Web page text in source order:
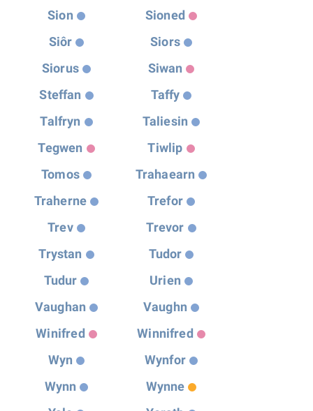
Sion
Sioned
Siôr
Siors
Siorus
Siwan
Steffan
Taffy
Talfryn
Taliesin
Tegwen
Tiwlip
Tomos
Trahaearn
Traherne
Trefor
Trev
Trevor
Trystan
Tudor
Tudur
Urien
Vaughan
Vaughn
Winifred
Winnifred
Wyn
Wynfor
Wynn
Wynne